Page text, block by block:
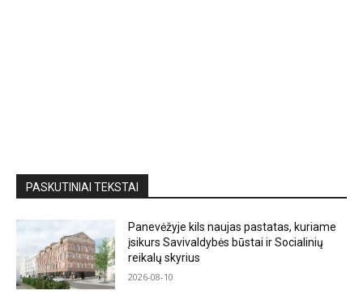
PASKUTINIAI TEKSTAI
Panevėžyje kils naujas pastatas, kuriame
įsikurs Savivaldybės būstai ir Socialinių
reikalų skyrius
2026-08-10